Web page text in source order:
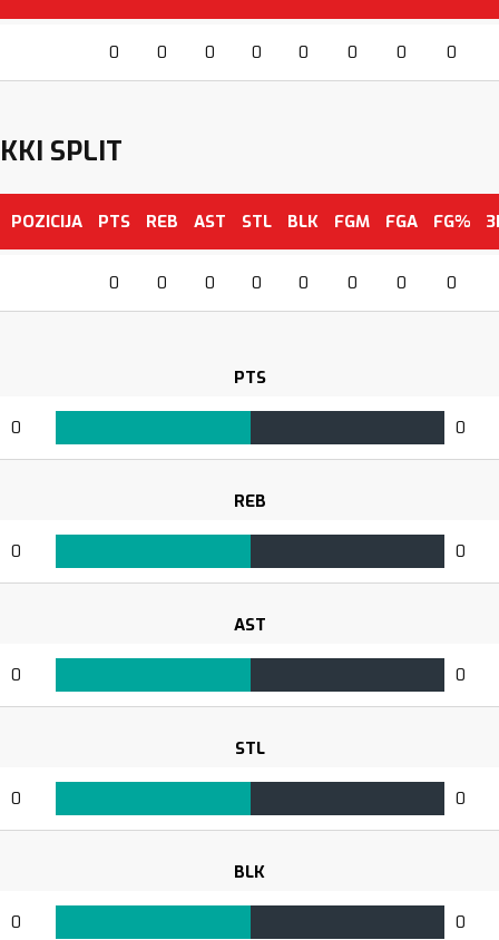
0 0 0 0 0 0 0 0
KKI SPLIT
POZICIJA PTS REB AST STL BLK FGM FGA FG%
0 0 0 0 0 0 0 0
PTS
0 0
REB
0 0
AST
0 0
STL
0 0
BLK
0 0